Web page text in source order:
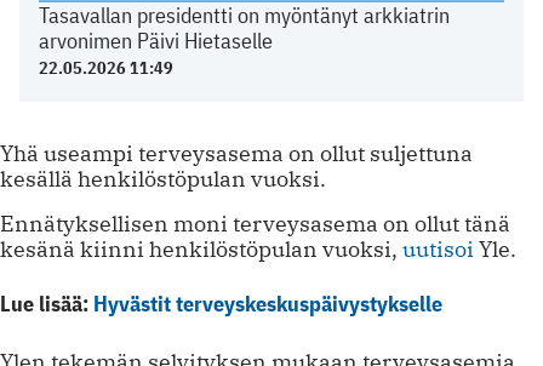
Tasavallan presidentti on myöntänyt arkkiatrin
arvonimen Päivi Hietaselle
22.05.2026 11:49
Yhä useampi terveysasema on ollut suljettuna
kesällä henkilöstöpulan vuoksi.
Ennätyksellisen moni terveysasema on ollut tänä
kesänä kiinni henkilöstöpulan vuoksi, uutisoi Yle.
Lue lisää: Hyvästit terveyskeskuspäivystykselle